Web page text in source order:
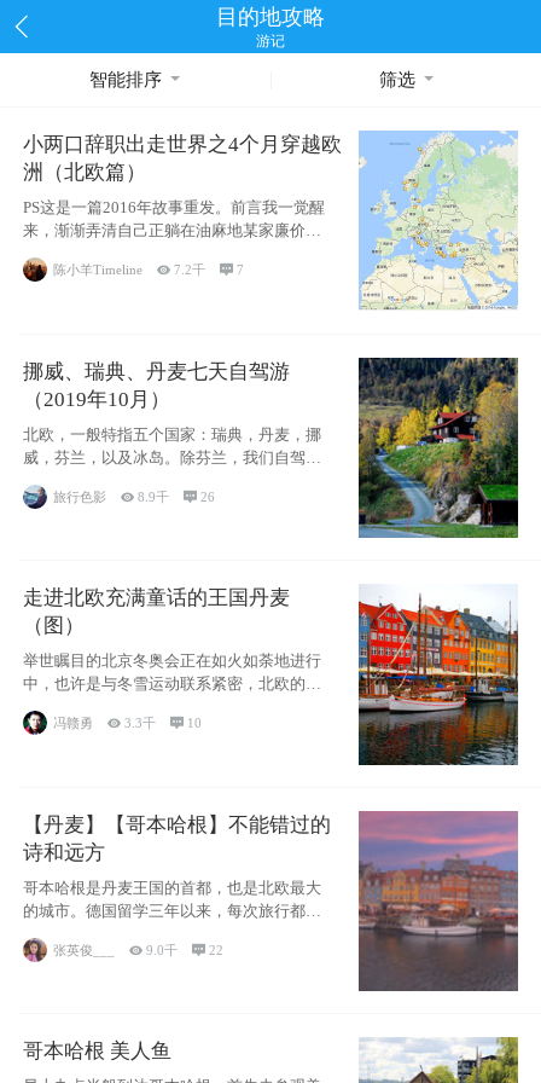
目的地攻略
游记
智能排序 筛选
小两口辞职出走世界之4个月穿越欧
洲（北欧篇）
PS这是一篇2016年故事重发。前言我一觉醒
来，渐渐弄清自己正躺在油麻地某家廉价宾
馆
陈小羊Timeline 7.2千 7
挪威、瑞典、丹麦七天自驾游
（2019年10月）
北欧，一般特指五个国家：瑞典，丹麦，挪
威，芬兰，以及冰岛。除芬兰，我们自驾游
旅行色影 8.9千 26
走进北欧充满童话的王国丹麦
（图）
举世瞩目的北京冬奥会正在如火如荼地进行
中，也许是与冬雪运动联系紧密，北欧的一
些国家因
冯赣勇 3.3千  10
【丹麦】【哥本哈根】不能错过的
诗和远方
哥本哈根是丹麦王国的首都，也是北欧最大
的城市。德国留学三年以来，每次旅行都是
张英俊___ 9.0千 22
哥本哈根 美人鱼